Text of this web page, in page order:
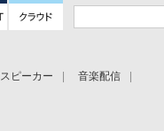
スピーカー
音楽配信